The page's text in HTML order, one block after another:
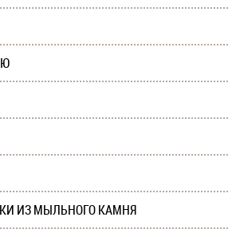
ИЗ МЫЛЬНОГО КАМНЯ